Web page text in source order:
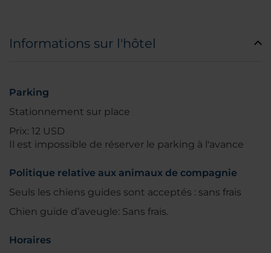
Informations sur l'hôtel
Parking
Stationnement sur place
Prix: 12 USD
Il est impossible de réserver le parking à l'avance
Politique relative aux animaux de compagnie
Seuls les chiens guides sont acceptés : sans frais
Chien guide d’aveugle: Sans frais.
Horaires